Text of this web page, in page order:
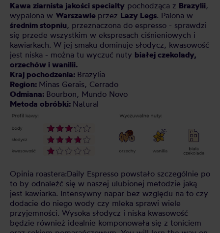
Kawa ziarnista jakości specialty pochodząca z Brazylii,
wypalona w Warszawie przez Lazy Legs. Palona w
średnim stopniu, przeznaczona do espresso - sprawdzi
się przede wszystkim w ekspresach ciśnieniowych i
kawiarkach. W jej smaku dominuje słodycz, kwasowość
jest niska - można tu wyczuć nuty białej czekolady,
orzechów i wanilii.
Kraj pochodzenia: Brazylia
Region: Minas Gerais, Cerrado
Odmiana: Bourbon, Mundo Novo
Metoda obróbki: Natural
Opinia roastera:Daily Espresso powstało szczególnie po
to by odnaleźć się w naszej ulubionej metodzie jaką
jest kawiarka. Intensywny napar bez względu na to czy
dodacie do niego wody czy mleka sprawi wiele
przyjemności. Wysoka słodycz i niska kwasowość
będzie również idealnie komponowała się z toniciem